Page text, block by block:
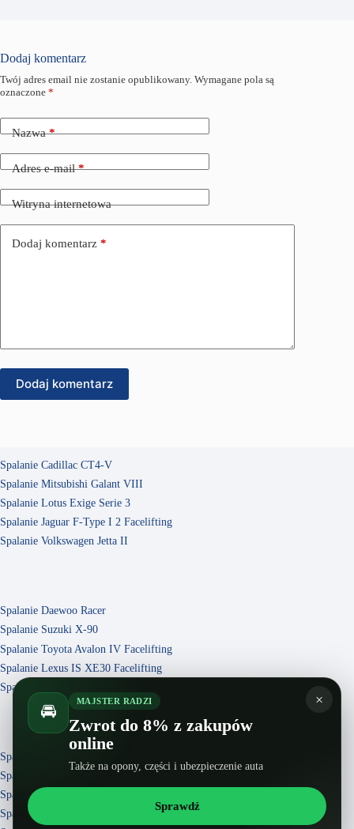
Dodaj komentarz
Twój adres email nie zostanie opublikowany. Wymagane pola są
oznaczone *
Nazwa*
Adres e-mail*
Witryna internetowa
Dodaj komentarz *
Dodaj komentarz
Spalanie Cadillac CT4-V
Spalanie Mitsubishi Galant VIII
Spalanie Lotus Exige Serie 3
Spalanie Jaguar F-Type I 2 Facelifting
Spalanie Volkswagen Jetta II
Spalanie Daewoo Racer
Spalanie Suzuki X-90
Spalanie Toyota Avalon IV Facelifting
Spalanie Lexus IS XE30 Facelifting
Spalanie Land Rover Range Rover III
Spalanie Ford Explorer IV
Spalanie Mitsubishi Carisma I Facelifting
Spalanie Opel Karl
Spalanie Nissan Lafesta I
×
🚘 MAJSTER RADZI
Zwrot do 8% z zakupów
online
Także na opony, części i ubezpieczenie auta
Sprawdź